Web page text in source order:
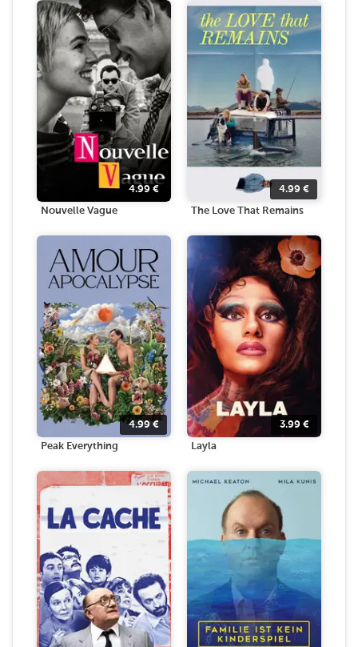
4.99 €
Nouvelle Vague
4.99 €
The Love That Remains
4.99€
Peak Everything
3.99 €
Layla